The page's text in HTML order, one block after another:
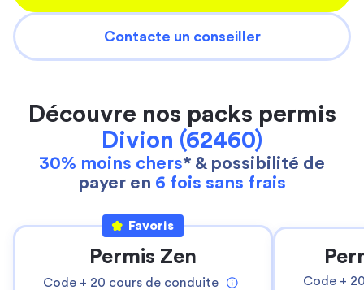
Contacte un conseiller
Découvre nos packs permis
Divion (62460)
30% moins chers* & possibilité de
payer en 6 fois sans frais
Favoris
Permis Zen
Code + 20 cours de conduite
Code +